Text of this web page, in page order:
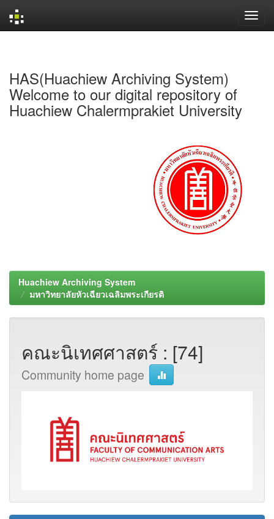
HAS(Huachiew Archiving System)
Welcome to our digital repository of
Huachiew Chalermprakiet University
Huachiew Archiving System
มหาวิทยาลัยหัวเฉียวเฉลิมพระเกียรติ
คณะนิเทศศาสตร์ : [74]
Community home page